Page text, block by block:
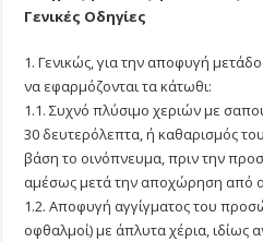
Γενικές Οδηγίες
1. Γενικώς, για την αποφυγή
να εφαρμόζονται τα κάτωθι:
1.1. Συχνό πλύσιμο χεριών με
30 δευτερόλεπτα, ή καθαρισμός
βάση το οινόπνευμα, πριν την
αμέσως μετά την αποχώρηση από
1.2. Αποφυγή αγγίγματος του
οφθαλμοί) με άπλυτα χέρια,